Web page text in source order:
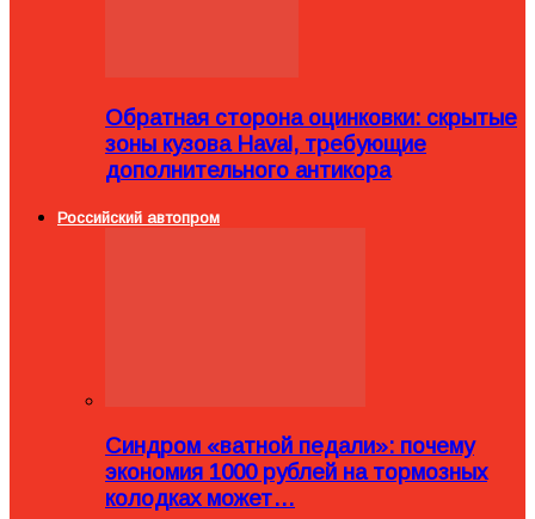
Обратная сторона оцинковки: скрытые
зоны кузова Haval, требующие
дополнительного антикора
Российский автопром
Синдром «ватной педали»: почему
экономия 1000 рублей на тормозных
колодках может…